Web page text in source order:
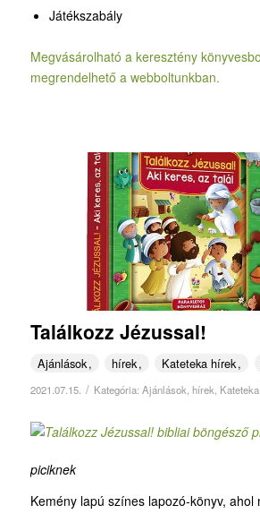
Játékszabály
Megvásárolható a keresztény
megrendelhető a webboltunkban.
Találkozz Jézussal!
Ajánlások hírek Kateteka hírek
2021.07.15. / Kategória: Ajánlások hírek
piciknek
Kemény lapú színes lapozó-könyv, ahol